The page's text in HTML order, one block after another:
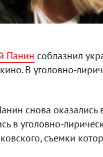
Панин соблазнил
В уголовно-
снова
в уголовно-
съемки